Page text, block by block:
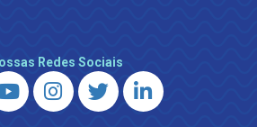
Redes Sociais